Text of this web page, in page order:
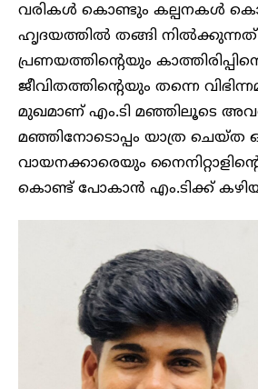
വരികൾ കൊണ്ടും കല്പനകൾ
ഹൃദയത്തിൽ തങ്ങി
പ്രണയത്തിന്റെയും
ജീവിതത്തിന്റെയും തന്നെ
മുഖമാണ് എം.ടി മഞ്ഞിലൂടെ
മഞ്ഞിനോടൊപ്പം യാത്ര ചെയ്ത
വായനക്കാരെയും
കൊണ്ട് പോകാൻ എം.ടിക്ക്